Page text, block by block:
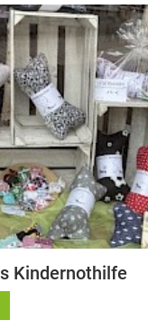
Kindernothilfe